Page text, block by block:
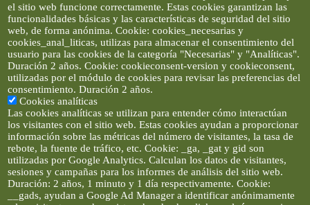
el sitio web funcione correctamente. Estas cookies garantizan las
funcionalidades básicas y las características de seguridad del sitio
web, de forma anónima. Cookie: cookies_necesarias y
cookies_anal_liticas, utilizas para almacenar el consentimiento del
usuario para las cookies de la categoría "Necesarias" y "Analíticas".
Duración 2 años. Cookie: cookieconsent-version y cookieconsent,
utilizadas por el módulo de cookies para revisar las preferencias del
consentimiento. Duración 2 años.
Cookies analíticas
Las cookies analíticas se utilizan para entender cómo interactúan
los visitantes con el sitio web. Estas cookies ayudan a proporcionar
información sobre las métricas del número de visitantes, la tasa de
rebote, la fuente de tráfico, etc. Cookie: _ga, _gat y gid son
utilizadas por Google Analytics. Calculan los datos de visitantes,
sesiones y campañas para los informes de análisis del sitio web.
Duración: 2 años, 1 minuto y 1 día respectivamente. Cookie:
__gads, ayudan a Google Ad Manager a identificar anónimamente